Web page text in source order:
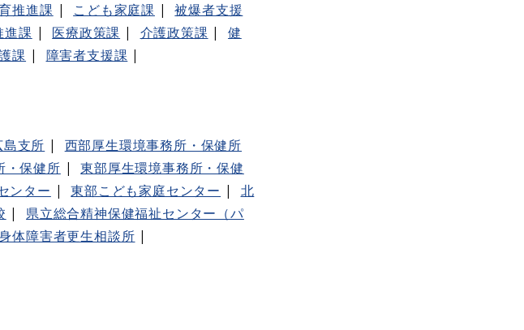
推進課 こども家庭課
被爆者支援
進課 医療政策課 介護政策課
健
課 障害者支援課
支所
西部厚生環境事務所・保健所
・保健所
東部厚生環境事務所・保健
ンター 東部こども家庭センター
北
県立総合精神保健福祉センター（パ
体障害者更生相談所